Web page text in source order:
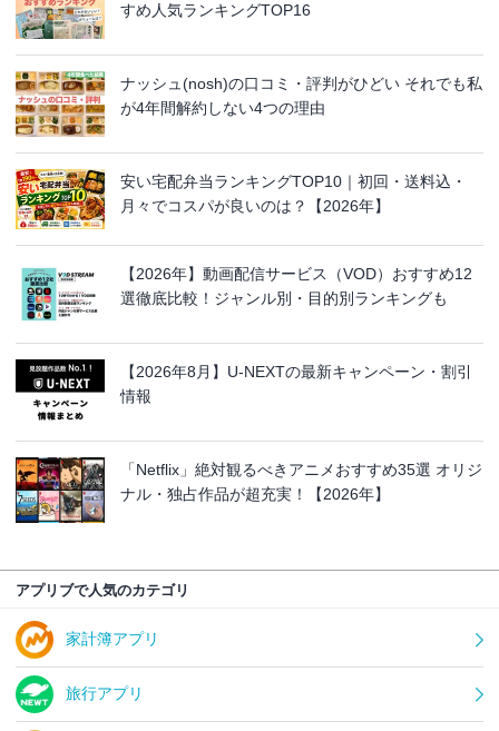
すめ人気ランキングTOP16
ナッシュ(nosh)の口コミ・評判がひどい それでも私
が4年間解約しない4つの理由
安い宅配弁当ランキングTOP10｜初回・送料込・
月々でコスパが良いのは？【2026年】
【2026年】動画配信サービス（VOD）おすすめ12
選徹底比較！ジャンル別・目的別ランキングも
【2026年8月】U-NEXTの最新キャンペーン・割引
情報
「Netflix」絶対観るべきアニメおすすめ35選 オリジ
ナル・独占作品が超充実！【2026年】
アプリブで人気のカテゴリ
家計簿アプリ
旅行アプリ